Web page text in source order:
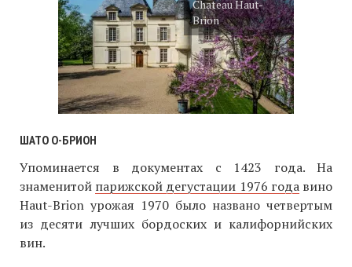
Chateau Haut-
Brion
ШАТО О-БРИОН
Упоминается в документах с 1423 года. На
знаменитой парижской дегустации 1976 годавино
Haut-Brion урожая 1970 было названо четвертым
из десяти лучших бордоских и калифорнийских
вин.